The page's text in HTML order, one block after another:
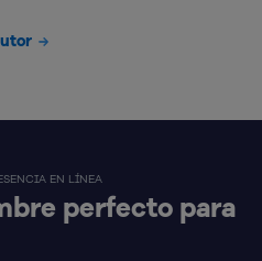
EN LÍNEA
perfecto para